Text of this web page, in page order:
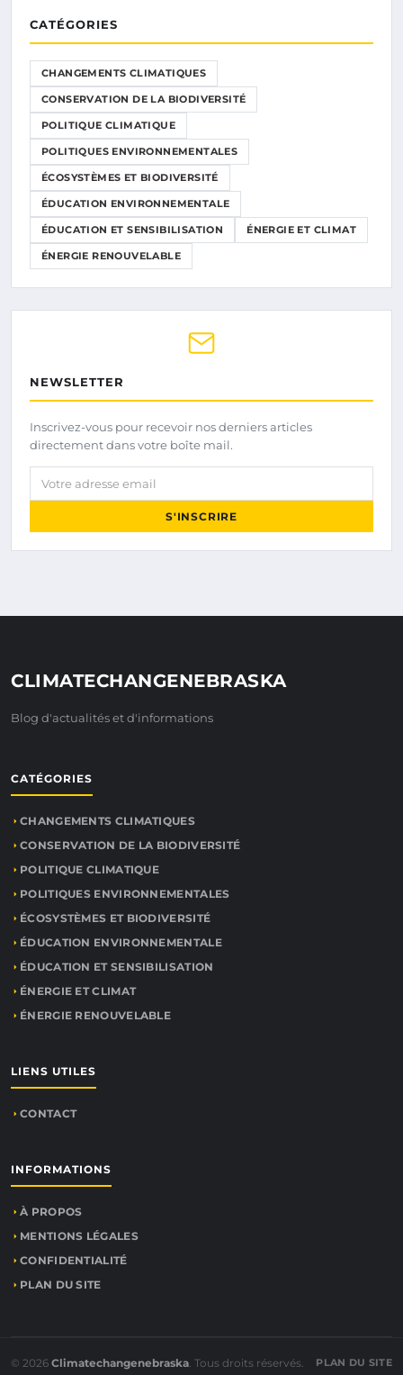
CATÉGORIES
CHANGEMENTS CLIMATIQUES
CONSERVATION DE LA BIODIVERSITÉ
POLITIQUE CLIMATIQUE
POLITIQUES ENVIRONNEMENTALES
ÉCOSYSTÈMES ET BIODIVERSITÉ
ÉDUCATION ENVIRONNEMENTALE
ÉDUCATION ET SENSIBILISATION ÉNERGIE ET CLIMAT
ÉNERGIE RENOUVELABLE
NEWSLETTER
Inscrivez-vous pour recevoir nos derniers articles
directement dans votre boîte mail.
Votre adresse email
S'INSCRIRE
CLIMATECHANGENEBRASKA
Blog d'actualités et d'informations
CATÉGORIES
CHANGEMENTS CLIMATIQUES
CONSERVATION DE LA BIODIVERSITÉ
POLITIQUE CLIMATIQUE
POLITIQUES ENVIRONNEMENTALES
ÉCOSYSTÈMES ET BIODIVERSITÉ
ÉDUCATION ENVIRONNEMENTALE
ÉDUCATION ET SENSIBILISATION
ÉNERGIE ET CLIMAT
ÉNERGIE RENOUVELABLE
LIENS UTILES
CONTACT
INFORMATIONS
À PROPOS
MENTIONS LÉGALES
CONFIDENTIALITÉ
PLAN DU SITE
© 2026 Climatechangenebraska. Tous droits réservés. PLAN DU SITE